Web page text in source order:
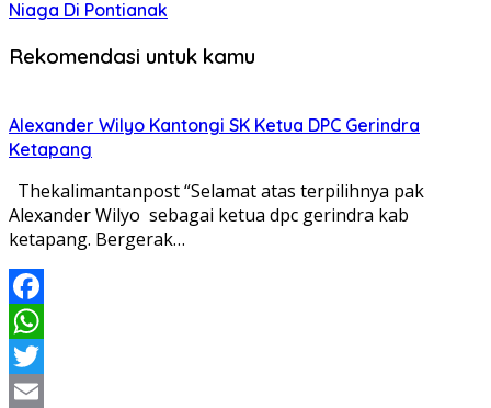
Niaga Di Pontianak
Rekomendasi untuk kamu
Alexander Wilyo Kantongi SK Ketua DPC Gerindra
Ketapang
Thekalimantanpost “Selamat atas terpilihnya pak
Alexander Wilyo sebagai ketua dpc gerindra kab
ketapang. Bergerak…
Facebook
WhatsApp
Twitter